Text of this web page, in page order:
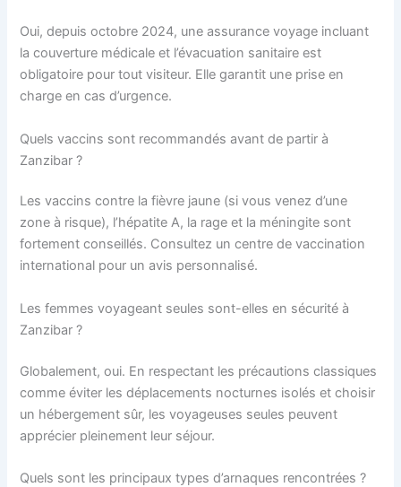
Oui, depuis octobre 2024, une assurance voyage incluant
la couverture médicale et l’évacuation sanitaire est
obligatoire pour tout visiteur. Elle garantit une prise en
charge en cas d’urgence.
Quels vaccins sont recommandés avant de partir à
Zanzibar ?
Les vaccins contre la fièvre jaune (si vous venez d’une
zone à risque), l’hépatite A, la rage et la méningite sont
fortement conseillés. Consultez un centre de vaccination
international pour un avis personnalisé.
Les femmes voyageant seules sont-elles en sécurité à
Zanzibar ?
Globalement, oui. En respectant les précautions classiques
comme éviter les déplacements nocturnes isolés et choisir
un hébergement sûr, les voyageuses seules peuvent
apprécier pleinement leur séjour.
Quels sont les principaux types d’arnaques rencontrées ?